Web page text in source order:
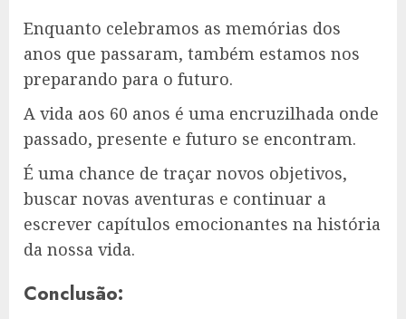
Enquanto celebramos as memórias dos
anos que passaram, também estamos nos
preparando para o futuro.
A vida aos 60 anos é uma encruzilhada onde
passado, presente e futuro se encontram.
É uma chance de traçar novos objetivos,
buscar novas aventuras e continuar a
escrever capítulos emocionantes na história
da nossa vida.
Conclusão: